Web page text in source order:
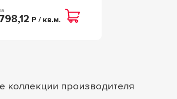
Р / кв.м.
коллекции производителя